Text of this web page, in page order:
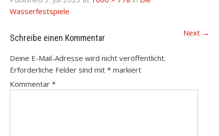
Wasserfestspiele
Next →
Schreibe einen Kommentar
Deine E-Mail-Adresse wird nicht veröffentlicht.
Erforderliche Felder sind mit * markiert
Kommentar *